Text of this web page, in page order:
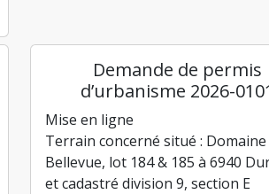
Demande de permis
d’urbanisme 2026-
Mise en ligne
Terrain concerné situé : Domaine
Bellevue, lot 184 & 185 à 6940
et cadastré division 9, section E